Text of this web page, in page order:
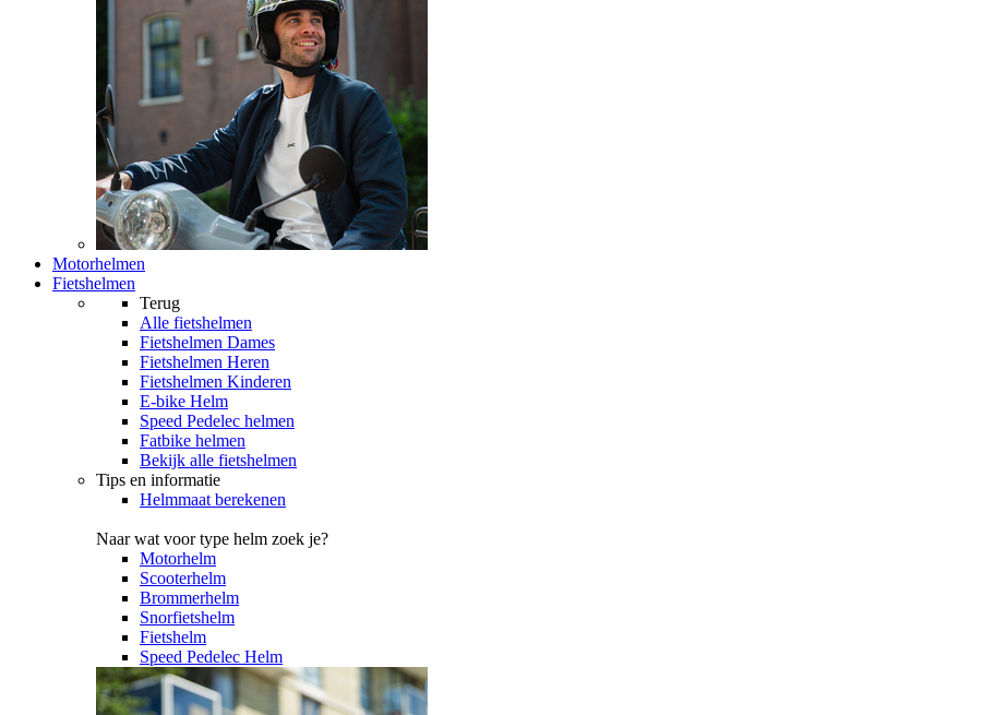
Motorhelmen
Fietshelmen
Terug
Alle fietshelmen
Fietshelmen Dames
Fietshelmen Heren
Fietshelmen Kinderen
E-bike Helm
Speed Pedelec helmen
Fatbike helmen
Bekijk alle fietshelmen
Tips en informatie
Helmmaat berekenen
Naar wat voor type helm zoek je?
Motorhelm
Scooterhelm
Brommerhelm
Snorfietshelm
Fietshelm
Speed Pedelec Helm